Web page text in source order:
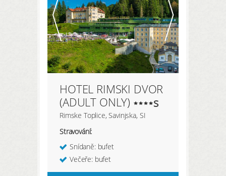
HOTEL RIMSKI DVOR
(ADULT ONLY)
s
Rimske Toplice, Savinjska, SI
Stravování:
Snídaně: bufet
Večeře: bufet